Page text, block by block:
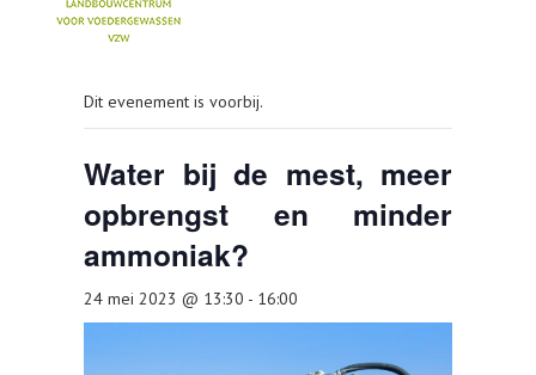
PRAKTIJKONDERZOEK
PUBLICATIES
TOOLS
AGENDA
OVER LCV
Dit evenement is voorbij.
Water bij de mest, meer
opbrengst en minder
ammoniak?
24 mei 2023 @ 13:30 - 16:00